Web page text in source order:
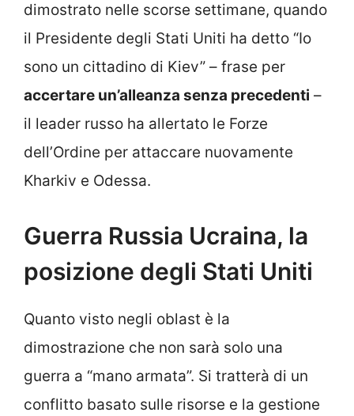
dimostrato nelle scorse settimane, quando
il Presidente degli Stati Uniti ha detto “Io
sono un cittadino di Kiev” – frase per
accertare un’alleanza senza precedenti –
il leader russo ha allertato le Forze
dell’Ordine per attaccare nuovamente
Kharkiv e Odessa.
Guerra Russia Ucraina, la
posizione degli Stati Uniti
Quanto visto negli oblast è la
dimostrazione che non sarà solo una
guerra a “mano armata”. Si tratterà di un
conflitto basato sulle risorse e la gestione